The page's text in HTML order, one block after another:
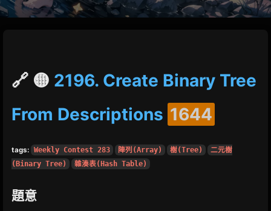
🔗 🟡 2196. Create Binary Tree
From Descriptions 1644
tags: Weekly Contest 283 陣列(Array) 樹(Tree)
二元樹
(Binary Tree)
雜湊表(Hash Table)
題意